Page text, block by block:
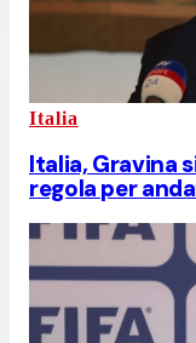
Italia
Italia, Gravina
regola per